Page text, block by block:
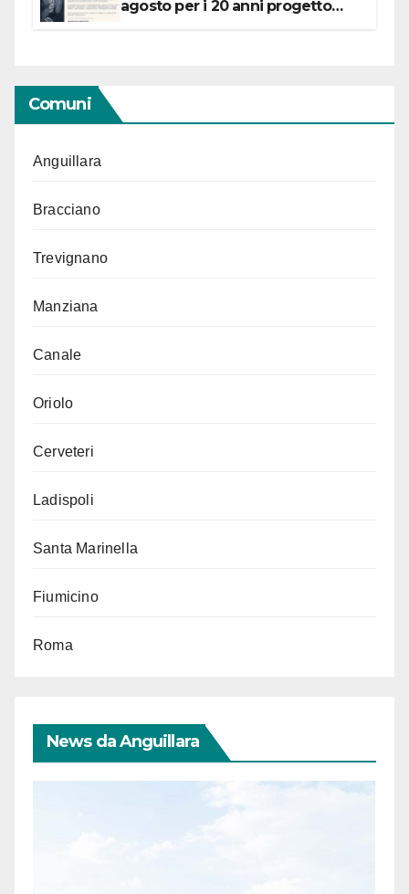
agosto per i 20 anni progetto
Comuni
Anguillara
Bracciano
Trevignano
Manziana
Canale
Oriolo
Cerveteri
Ladispoli
Santa Marinella
Fiumicino
Roma
News da Anguillara